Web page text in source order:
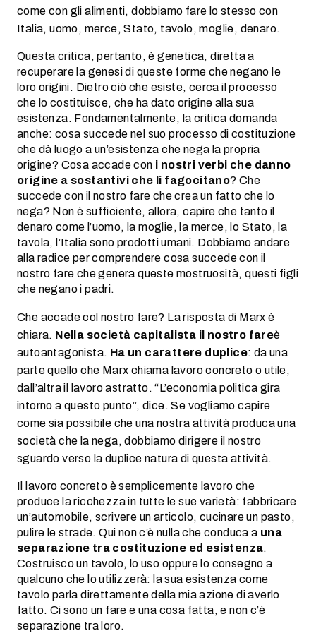
come con gli alimenti, dobbiamo fare lo stesso con
Italia, uomo, merce, Stato, tavolo, moglie, denaro.
Questa critica, pertanto, è genetica, diretta a
recuperare la genesi di queste forme che negano le
loro origini. Dietro ciò che esiste, cerca il processo
che lo costituisce, che ha dato origine alla sua
esistenza. Fondamentalmente, la critica domanda
anche: cosa succede nel suo processo di costituzione
che dà luogo a un’esistenza che nega la propria
origine? Cosa accade con i nostri verbi che danno
origine a sostantivi che li fagocitano? Che
succede con il nostro fare che crea un fatto che lo
nega? Non è sufficiente, allora, capire che tanto il
denaro come l’uomo, la moglie, la merce, lo Stato, la
tavola, l’Italia sono prodotti umani. Dobbiamo andare
alla radice per comprendere cosa succede con il
nostro fare che genera queste mostruosità, questi figli
che negano i padri.
Che accade col nostro fare? La risposta di Marx è
chiara. Nella società capitalista il nostro fareè
autoantagonista. Ha un carattere duplice: da una
parte quello che Marx chiama lavoro concreto o utile,
dall’altra il lavoro astratto. “L’economia politica gira
intorno a questo punto”, dice. Se vogliamo capire
come sia possibile che una nostra attività produca una
società che la nega, dobbiamo dirigere il nostro
sguardo verso la duplice natura di questa attività.
Il lavoro concreto è semplicemente lavoro che
produce la ricchezza in tutte le sue varietà: fabbricare
un’automobile, scrivere un articolo, cucinare un pasto,
pulire le strade. Qui non c’è nulla che conduca a una
separazione tra costituzione ed esistenza.
Costruisco un tavolo, lo uso oppure lo consegno a
qualcuno che lo utilizzerà: la sua esistenza come
tavolo parla direttamente della mia azione di averlo
fatto. Ci sono un fare e una cosa fatta, e non c’è
separazione tra loro.